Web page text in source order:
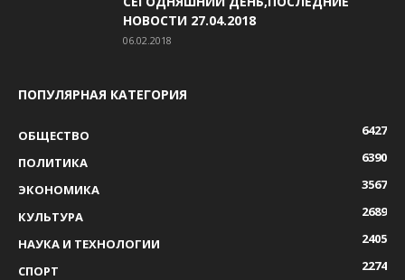
НОВОСТИ 27.04.2018
06.02.2018
ПОПУЛЯРНАЯ КАТЕГОРИЯ
ОБЩЕСТВО
6427
ПОЛИТИКА
6390
ЭКОНОМИКА
3567
КУЛЬТУРА
2689
НАУКА И ТЕХНОЛОГИИ
2405
СПОРТ
2274